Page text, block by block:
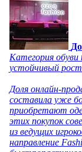
Категория
устойчивый рост
Доля онлайн-
составила уже
приобретают
этих покупок
из ведущих
направление